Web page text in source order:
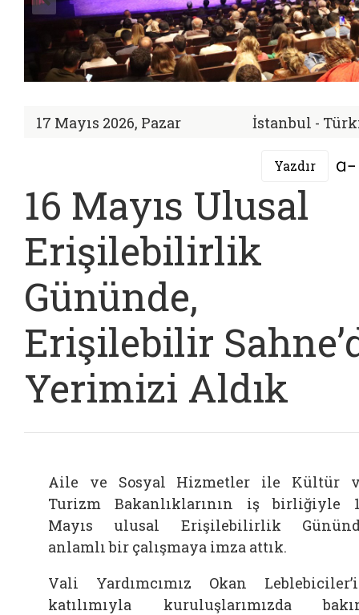
17 Mayıs 2026, Pazar İstanbul -
Yazdır
16 Mayıs Ulusal
Erişilebilirlik
Gününde,
Erişilebilir
Yerimizi Aldık
Aile ve Sosyal Hizmetler ile Kültür
Turizm Bakanlıklarının iş birliğiyle
Mayıs ulusal Erişilebilirlik
anlamlı bir çalışmaya imza attık.
Vali Yardımcımız Okan
katılımıyla kuruluşlarımızda